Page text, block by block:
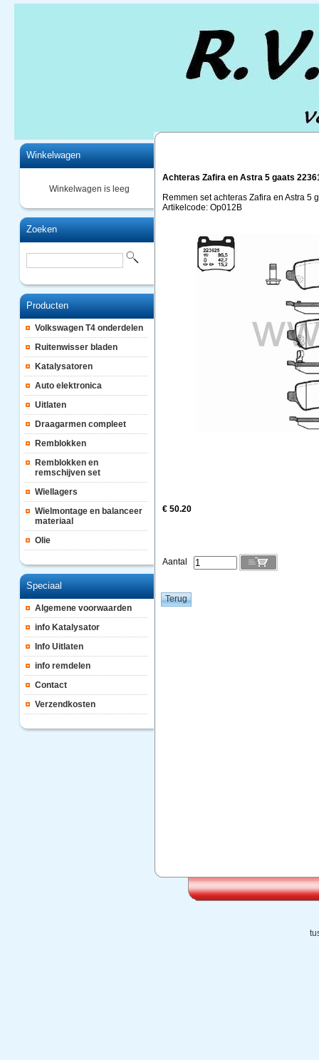
Winkelwagen
Winkelwagen is leeg
Zoeken
Producten
Volkswagen T4 onderdelen
Ruitenwisser bladen
Katalysatoren
Auto elektronica
Uitlaten
Draagarmen compleet
Remblokken
Remblokken en
remschijven set
Wiellagers
Wielmontage en balanceer
materiaal
Olie
Speciaal
Algemene voorwaarden
info Katalysator
Info Uitlaten
info remdelen
Contact
Verzendkosten
Achteras Zafira en Astra 5 gaats
Remmen set achteras Zafira en Astra
Artikelcode: Op012B
€ 50.20
Aantal